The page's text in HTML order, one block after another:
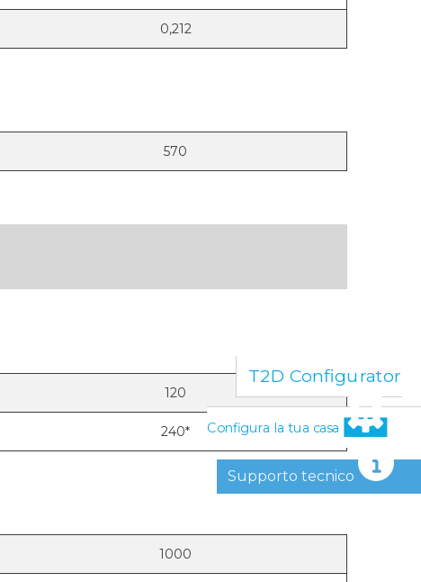
0,212
570
120
240*
1000
Supporto tecnico
T2D Configurator
Configura la tua casa